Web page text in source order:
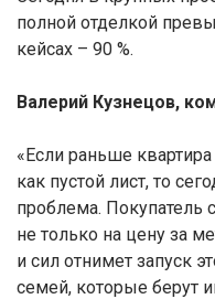
полной отделкой
кейсах – 90 %.
Валерий Кузнецов,
«Если раньше
как пустой лист, то
проблема. Покупатель
не только на цену за
и сил отнимет запуск
семей, которые берут